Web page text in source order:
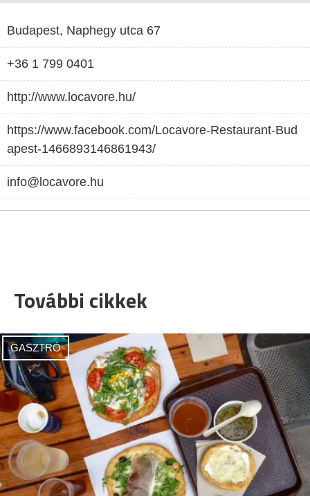
Budapest, Naphegy utca 67
+36 1 799 0401
http://www.locavore.hu/
https://www.facebook.com/Locavore-Restaurant-Bud
apest-1466893146861943/
info@locavore.hu
További cikkek
GASZTRÓ